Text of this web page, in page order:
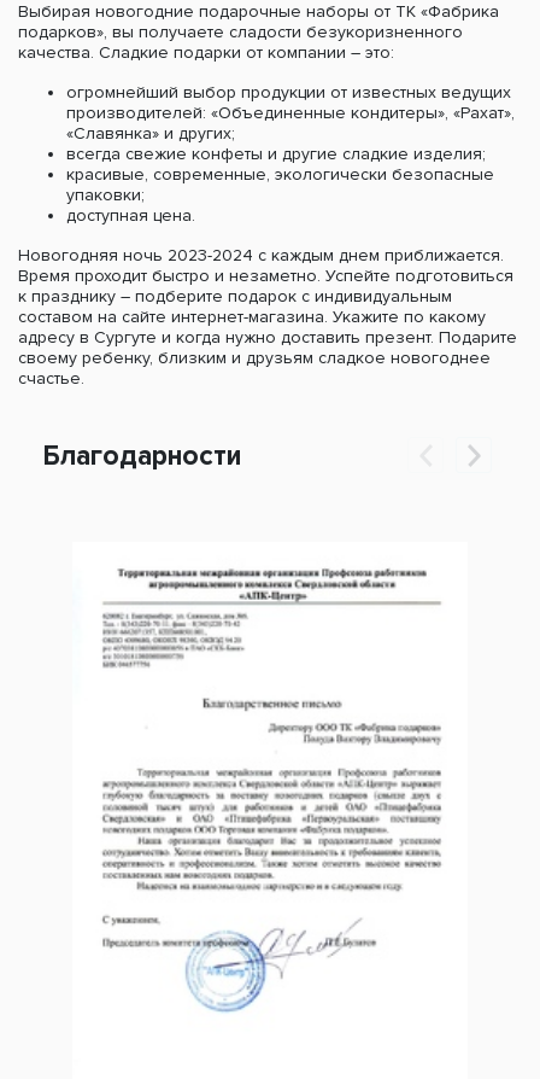
Выбирая новогодние подарочные наборы от ТК «Фабрика
подарков», вы получаете сладости безукоризненного
качества. Сладкие подарки от компании – это:
огромнейший выбор продукции от известных ведущих
производителей: «Объединенные кондитеры», «Рахат»,
«Славянка» и других;
всегда свежие конфеты и другие сладкие изделия;
красивые, современные, экологически безопасные
упаковки;
доступная цена.
Новогодняя ночь 2023-2024 с каждым днем приближается.
Время проходит быстро и незаметно. Успейте подготовиться
к празднику – подберите подарок с индивидуальным
составом на сайте интернет-магазина. Укажите по какому
адресу в Сургуте и когда нужно доставить презент. Подарите
своему ребенку, близким и друзьям сладкое новогоднее
счастье.
Благодарности